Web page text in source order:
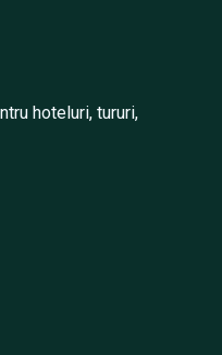
hoteluri, tururi,